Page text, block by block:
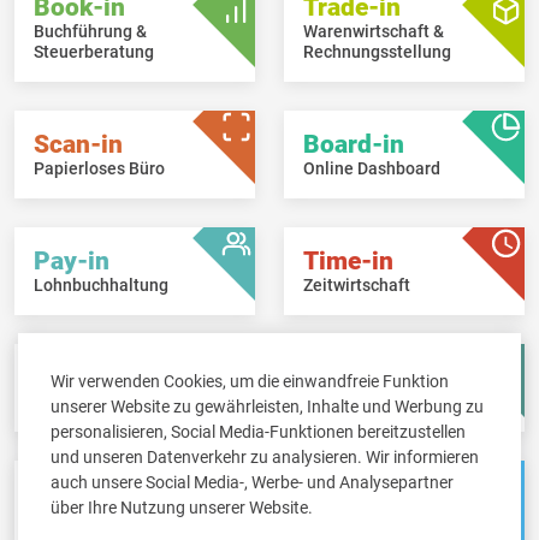
Wir verwenden Cookies, um die einwandfreie Funktion
unserer Website zu gewährleisten, Inhalte und Werbung zu
personalisieren, Social Media-Funktionen bereitzustellen
und unseren Datenverkehr zu analysieren. Wir informieren
auch unsere Social Media-, Werbe- und Analysepartner
über Ihre Nutzung unserer Website.
Book-in
Buchführung &
Steuerberatung
Trade-in
Warenwirtschaft &
Rechnungsstellung
Scan-in
Papierloses Büro
Board-in
Online Dashboard
Pay-in
Lohnbuchhaltung
Time-in
Zeitwirtschaft
Fisc-in
Steuererklärungen
Account-in
Jahresabschlüsse
Pos-in
Kassensystem
Net-in
Webshops &